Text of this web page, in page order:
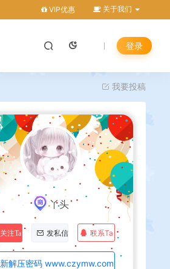
VIP优惠 关于我们
登录
我要投稿
丫头
关注Ta 发私信 联系Ta
新解压密码 www.czymw.com